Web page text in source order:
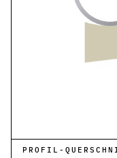
Schmierstoffe
Parker O-Lube und
Was wir für Sie tun
PROFIL-